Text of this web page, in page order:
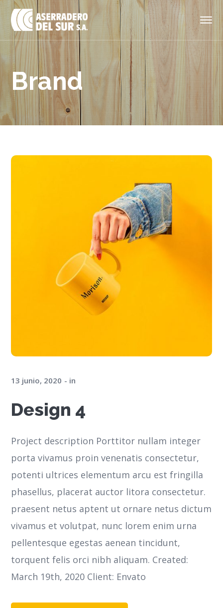
Brand
13 junio, 2020 in
Design 4
Project description Porttitor nullam integer
porta vivamus proin venenatis consectetur,
potenti ultrices elementum arcu est fringilla
phasellus, placerat auctor litora consectetur.
praesent netus aptent ut ornare netus dictum
vivamus et volutpat, nunc lorem enim urna
pellentesque egestas aenean tincidunt,
torquent felis orci nibh aliquam. Created:
March 19th, 2020 Client: Envato